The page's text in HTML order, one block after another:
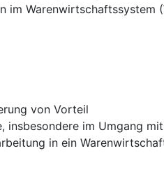
im Warenwirtschaftssystem
von Vorteil
im Umgang
in ein